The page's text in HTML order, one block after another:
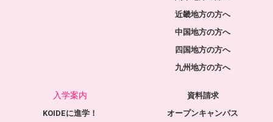
近畿地方の方へ
中国地方の方へ
四国地方の方へ
九州地方の方へ
入学案内
KOIDEに進学！
資料請求
オープンキャンパス